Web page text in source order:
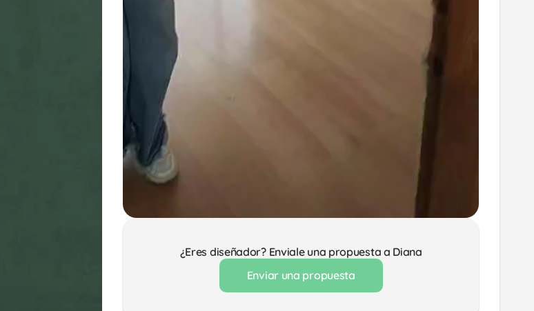
¿Eres diseñador? Enviale una propuesta a Diana
Enviar una propuesta